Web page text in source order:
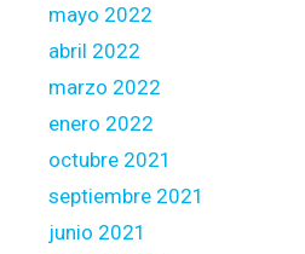
mayo 2022
abril 2022
marzo 2022
enero 2022
octubre 2021
septiembre 2021
junio 2021